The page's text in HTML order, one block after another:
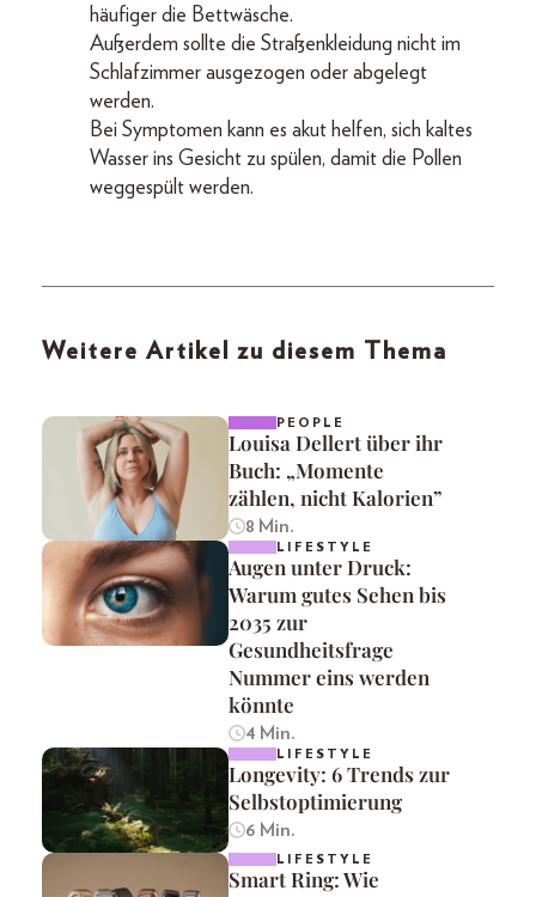
häufiger die Bettwäsche.
Außerdem sollte die Straßenkleidung nicht im
Schlafzimmer ausgezogen oder abgelegt
werden.
Bei Symptomen kann es akut helfen, sich kaltes
Wasser ins Gesicht zu spülen, damit die Pollen
weggespült werden.
Weitere Artikel zu diesem Thema
PEOPLE
Louisa Dellert über ihr
Buch: „Momente
zählen, nicht Kalorien”
8 Min.
LIFESTYLE
Augen unter Druck:
Warum gutes Sehen bis
2035 zur
Gesundheitsfrage
Nummer eins werden
könnte
4 Min.
LIFESTYLE
Longevity: 6 Trends zur
Selbstoptimierung
6 Min.
LIFESTYLE
Smart Ring: Wie